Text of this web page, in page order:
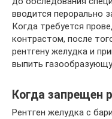
вводится перорально
Когда требуется
контрастом, после
рентгену желудка и
выпить
Когда запрещен
Рентген желудка с